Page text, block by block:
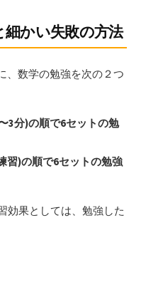
かい失敗の方法
、数学の勉強を次の２つ
3分)の順で6セットの勉
習)の順で6セットの勉強
効果としては、勉強した